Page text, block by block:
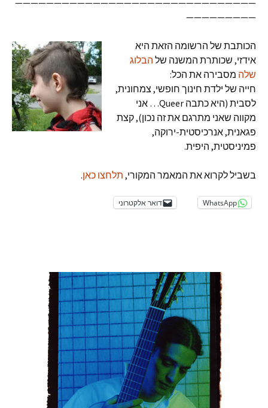
———————————————————————————————
—————————
הכותבת של הרשומה הזאת היא
אידזי, שכותרת המשנה של הבלוג
שלה מסבירה את הכל:
חייה של ילדת חינוך חופשי, צמחונית,
לסבית (היא כתבה Queer… אני
מקווה שאני מתרגם את זה נכון), קצת
פגאנית, אנרכיסטית-ירוקה,
פמיניסטית, היפית.
בשביל לקרוא את המאמר המקורי, תלחצו כאן.
WhatsApp דואר אלקטרוני